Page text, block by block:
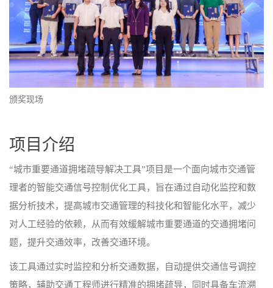
颁奖现场
项目介绍
“城市重要通道拥堵疏导解决工具”项目是一个面向城市交通管
理者的智能交通信号控制优化工具，旨在通过自动化监控和数
据分析技术，提高城市交通管理的科技化和智能化水平，减少
对人工经验的依赖，从而有效缓解城市重要通道的交通拥堵问
题，提升交通效率，改善交通环境。
该工具通过实时监控和分析交通数据，自动提供交通信号调控
策略，辅助交通工程师进行精准的拥堵疏导，同时具备车流溯